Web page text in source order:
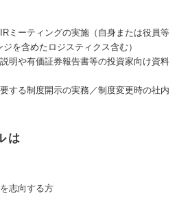
ミーティングの実施（自身または役員等
を含めたロジスティクス含む）
明や有価証券報告書等の投資家向け資料
する制度開示の実務／制度変更時の社内
は
志向する方